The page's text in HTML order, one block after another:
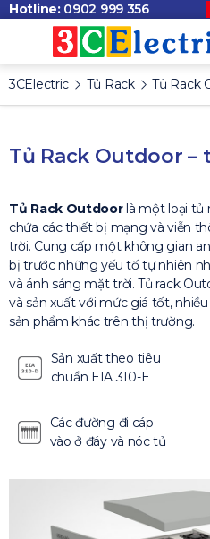
Hotline: 0902 999 356
3CElectric Tủ Rack Tủ Rack
Tủ Rack Outdoor
Tủ Rack Outdoorlà một loại tủ
chứa các thiết bị mạng và viễn
trời. Cung cấp một không gian
bị trước những yếu tố tự nhiên
và ánh sáng mặt trời. Tủ rack
và sản xuất với mức giá tốt,
sản phẩm khác trên thị trường.
Sản xuất theo tiêu
chuẩn EIA 310-E
Các đường đi cáp
vào ở đáy và nóc tủ